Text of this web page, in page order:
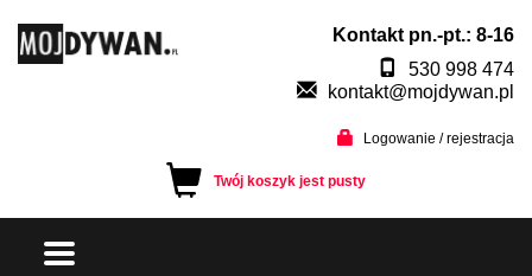
Kontakt pn.-pt.: 8-16
530 998 474
kontakt@mojdywan.pl
Logowanie / rejestracja
Twój koszyk jest pusty